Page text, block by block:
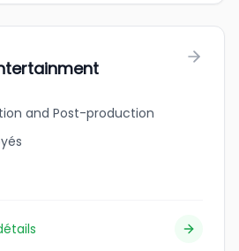
and Post-production